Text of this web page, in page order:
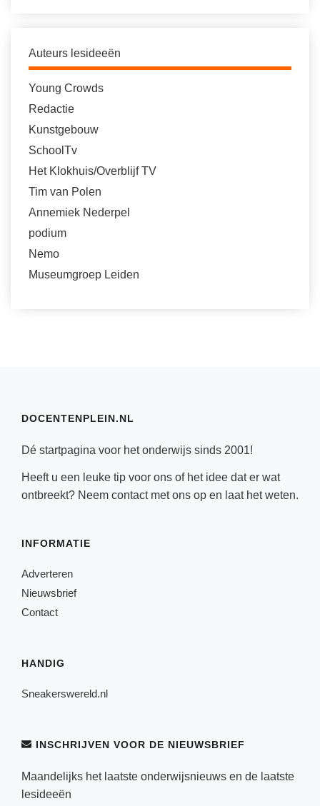
Auteurs lesideeën
Young Crowds
Redactie
Kunstgebouw
SchoolTv
Het Klokhuis/Overblijf TV
Tim van Polen
Annemiek Nederpel
podium
Nemo
Museumgroep Leiden
DOCENTENPLEIN.NL
Dé startpagina voor het onderwijs sinds 2001!
Heeft u een leuke tip voor ons of het idee dat er wat
ontbreekt? Neem contactmet ons op en laat het weten.
INFORMATIE
Adverteren
Nieuwsbrief
Contact
HANDIG
Sneakerswereld.nl
INSCHRIJVEN VOOR DE NIEUWSBRIEF
Maandelijks het laatste onderwijsnieuws en de laatste
lesideeën